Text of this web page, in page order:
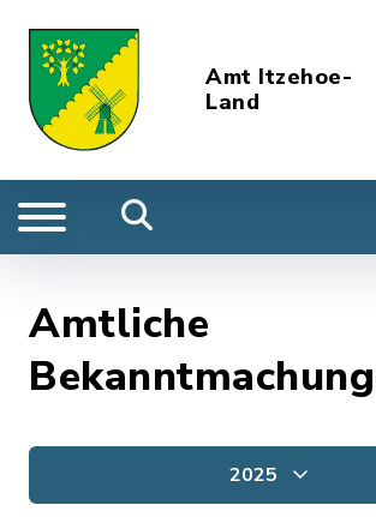
Amt Itzehoe-
Land
Amtliche
2025